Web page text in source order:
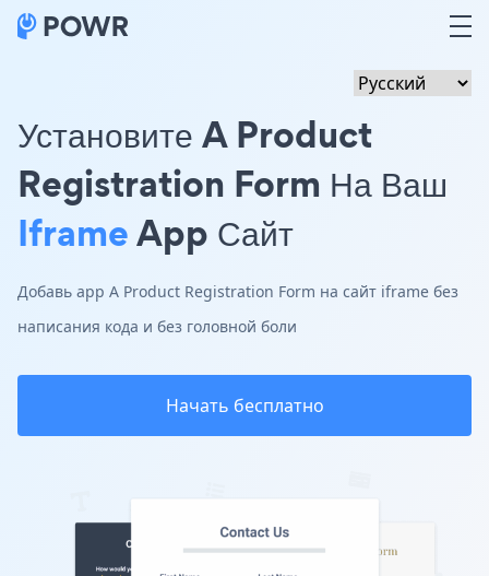
Установите A Product
Registration Form На Ваш
IframeApp Сайт
Добавь app A Product Registration Form на сайт iframe без
написания кода и без головной боли
Начать бесплатно